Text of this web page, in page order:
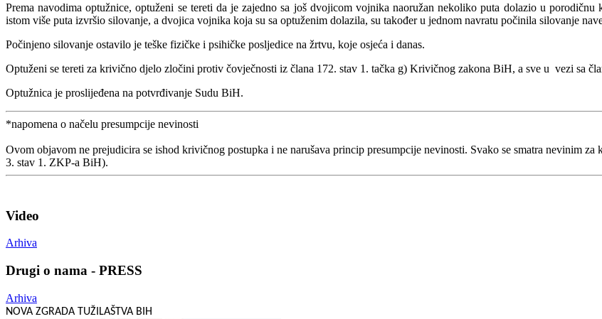
Prema navodima optužnice, optuženi se tereti da je zajedno sa još dvojicom vojnika naoružan nekoliko puta dolazio u
istom više puta izvršio silovanje, a dvojica vojnika koja su sa optuženim dolazila, su također u jednom navratu počinila silovanje
Počinjeno silovanje ostavilo je teške fizičke i psihičke posljedice na žrtvu, koje osjeća i danas.
Optuženi se tereti za krivično djelo zločini protiv čovječnosti iz člana 172. stav 1. tačka g) Krivičnog zakona BiH, a sve u vezi sa
Optužnica je proslijeđena na potvrđivanje Sudu BiH.
*napomena o načelu presumpcije nevinosti
Ovom objavom ne prejudicira se ishod krivičnog postupka i ne narušava princip presumpcije nevinosti. Svako se smatra nevinim
3. stav 1. ZKP-a BiH).
Video
Arhiva
Drugi o nama - PRESS
Arhiva
NOVA ZGRADA TUŽILAŠTVA BIH